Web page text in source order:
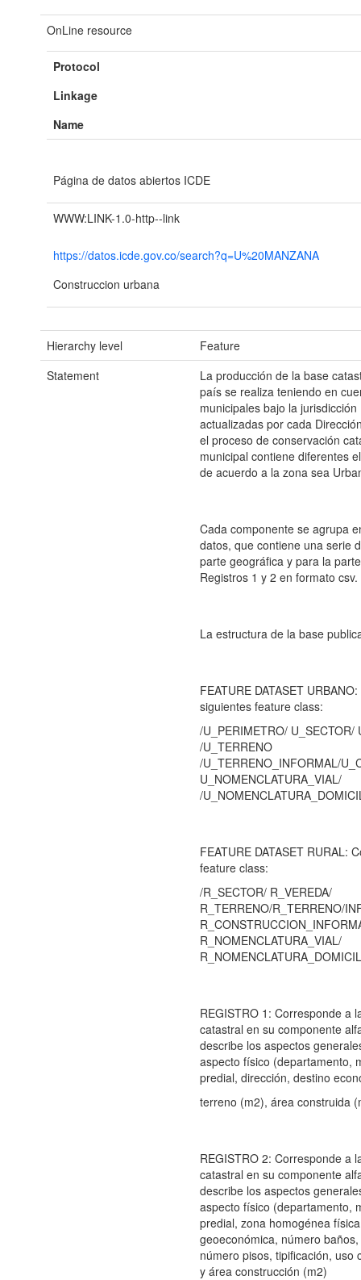
OnLine resource
Protocol
Linkage
Name
Página de datos abiertos ICDE
WWW:LINK-1.0-http--link
https://datos.icde.gov.co/search?q=U%20MANZANA
Construccion urbana
Hierarchy level
Feature
Statement
La producción de la base
país se realiza teniendo en
municipales bajo la
actualizadas por cada
el proceso de conservación
municipal contiene diferentes
de acuerdo a la zona sea
Cada componente se agrupa
datos, que contiene una serie
parte geográfica y para la
Registros 1 y 2 en formato csv.
La estructura de la base
FEATURE DATASET
siguientes feature class:
/U_PERIMETRO/ U_SECTOR/
/U_TERRENO
/U_TERRENO_INFORMAL/
U_NOMENCLATURA_VIAL/
/
FEATURE DATASET RURAL:
feature class:
/R_SECTOR/ R_VEREDA/
R_TERRENO/R_TERRENO/
R_NOMENCLATURA_VIAL/
REGISTRO 1: Corresponde a
catastral en su componente
describe los aspectos
aspecto físico (departamento,
predial, dirección, destino
terreno (m2), área construida
REGISTRO 2: Corresponde a
catastral en su componente
describe los aspectos
aspecto físico (departamento,
predial, zona homogénea
geoeconómica, número
número pisos, tipificación, uso
y área construcción (m2)